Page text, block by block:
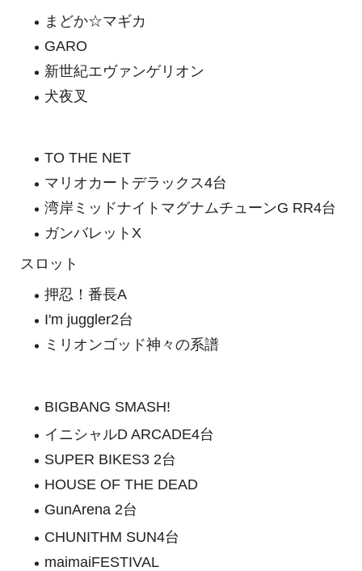
まどか☆マギカ
GARO
新世紀エヴァンゲリオン
犬夜叉
TO THE NET
マリオカートデラックス4台
湾岸ミッドナイトマグナムチューンG RR4台
ガンバレットX
スロット
押忍！番長A
I'm juggler2台
ミリオンゴッド神々の系譜
BIGBANG SMASH!
イニシャルD ARCADE4台
SUPER BIKES3 2台
HOUSE OF THE DEAD
GunArena 2台
CHUNITHM SUN4台
maimaiFESTIVAL